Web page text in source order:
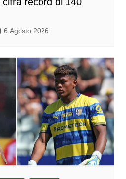
cifra record di 140
6 Agosto 2026